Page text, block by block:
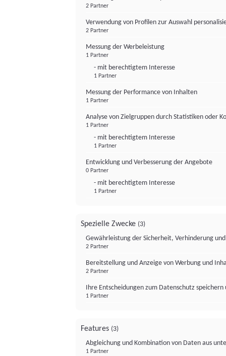
2 Partner
Verwendung von Profilen zur Auswahl
2 Partner
Messung der Werbeleistung
1 Partner
- mit berechtigtem Interesse
1 Partner
Messung der Performance von Inhalten
1 Partner
Analyse von Zielgruppen durch Statistiken oder
1 Partner
- mit berechtigtem Interesse
1 Partner
Entwicklung und Verbesserung der Angebote
0 Partner
- mit berechtigtem Interesse
1 Partner
Spezielle Zwecke (3)
Gewährleistung der Sicherheit, Verhinderung
2 Partner
Bereitstellung und Anzeige von Werbung und
2 Partner
Ihre Entscheidungen zum Datenschutz
1 Partner
Features (3)
Abgleichung und Kombination von Daten aus
1 Partner